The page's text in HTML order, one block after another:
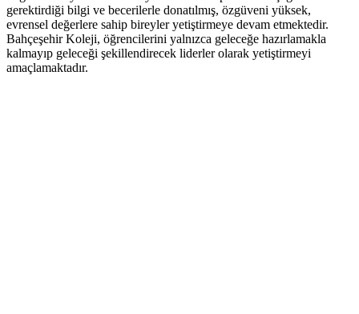
gerektirdiği bilgi ve becerilerle donatılmış, özgüveni yüksek,
evrensel değerlere sahip bireyler yetiştirmeye devam etmektedir.
Bahçeşehir Koleji, öğrencilerini yalnızca geleceğe hazırlamakla
kalmayıp geleceği şekillendirecek liderler olarak yetiştirmeyi
amaçlamaktadır.